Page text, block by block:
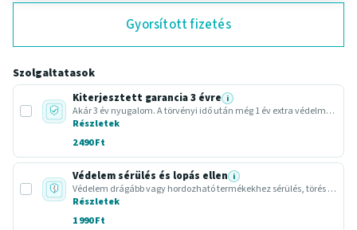
Gyorsított fizetés
Szolgaltatasok
Kiterjesztett garancia 3 évre i
Akár 3 év nyugalom. A törvényi idő után még 1 év extra védelmet adunk.
Részletek
2 490 Ft
Védelem sérülés és lopás ellen i
Védelem drágább vagy hordozható termékekhez sérülés, törés vagy lopás esetére.
Részletek
1 990 Ft